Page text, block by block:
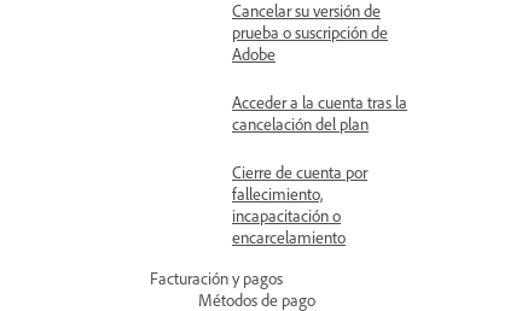
Cancelar su versión de
prueba o suscripción de
Adobe
Acceder a la cuenta tras la
cancelación del plan
Cierre de cuenta por
fallecimiento,
incapacitación o
encarcelamiento
Facturación y pagos
Métodos de pago